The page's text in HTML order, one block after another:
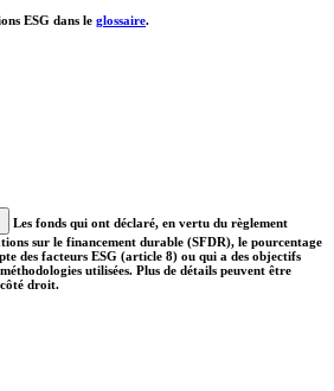
ESG dans le glossaire.
Les fonds qui ont déclaré, en vertu du règlement
sur le financement durable (SFDR), le pourcentage
des facteurs ESG (article 8) ou qui a des objectifs
utilisées. Plus de détails peuvent être
droit.